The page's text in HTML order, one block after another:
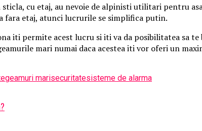
cu etaj, au nevoie de alpinisti utilitari pentru
fara etaj, atunci lucrurile se simplifica putin.
iti permite acest lucru si iti va da posibilitatea sa
mari numai daca acestea iti vor oferi un
geamuri marisecuritatesisteme de alarma